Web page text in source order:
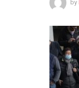
by